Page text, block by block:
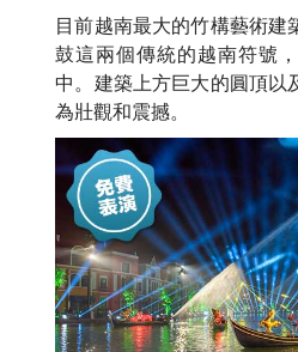
目前越南最大的竹構藝術建
鼓這兩個傳統的越南符號
中。建築上方巨大的圓頂以
為壯觀和震撼。